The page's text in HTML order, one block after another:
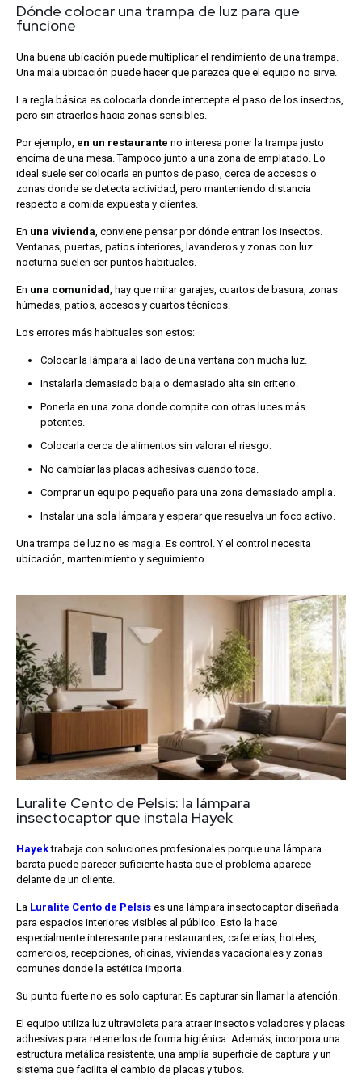
Dónde colocar una trampa de luz para que
funcione
Una buena ubicación puede multiplicar el rendimiento de una trampa.
Una mala ubicación puede hacer que parezca que el equipo no sirve.
La regla básica es colocarla donde intercepte el paso de los insectos,
pero sin atraerlos hacia zonas sensibles.
Por ejemplo, en un restaurante no interesa poner la trampa justo
encima de una mesa. Tampoco junto a una zona de emplatado. Lo
ideal suele ser colocarla en puntos de paso, cerca de accesos o
zonas donde se detecta actividad, pero manteniendo distancia
respecto a comida expuesta y clientes.
En una vivienda , conviene pensar por dónde entran los insectos.
Ventanas, puertas, patios interiores, lavanderos y zonas con luz
nocturna suelen ser puntos habituales.
En una comunidad , hay que mirar garajes, cuartos de basura, zonas
húmedas, patios, accesos y cuartos técnicos.
Los errores más habituales son estos:
Colocar la lámpara al lado de una ventana con mucha luz.
Instalarla demasiado baja o demasiado alta sin criterio.
Ponerla en una zona donde compite con otras luces más
potentes.
Colocarla cerca de alimentos sin valorar el riesgo.
No cambiar las placas adhesivas cuando toca.
Comprar un equipo pequeño para una zona demasiado amplia.
Instalar una sola lámpara y esperar que resuelva un foco activo.
Una trampa de luz no es magia. Es control. Y el control necesita
ubicación, mantenimiento y seguimiento.
Luralite Cento de Pelsis: la lámpara
insectocaptor que instala Hayek
Hayektrabaja con soluciones profesionales porque una lámpara
barata puede parecer suficiente hasta que el problema aparece
delante de un cliente.
La Luralite Cento de Pelsis es una lámpara insectocaptor diseñada
para espacios interiores visibles al público. Esto la hace
especialmente interesante para restaurantes, cafeterías, hoteles,
comercios, recepciones, oficinas, viviendas vacacionales y zonas
comunes donde la estética importa.
Su punto fuerte no es solo capturar. Es capturar sin llamar la atención.
El equipo utiliza luz ultravioleta para atraer insectos voladores y placas
adhesivas para retenerlos de forma higiénica. Además, incorpora una
estructura metálica resistente, una amplia superficie de captura y un
sistema que facilita el cambio de placas y tubos.